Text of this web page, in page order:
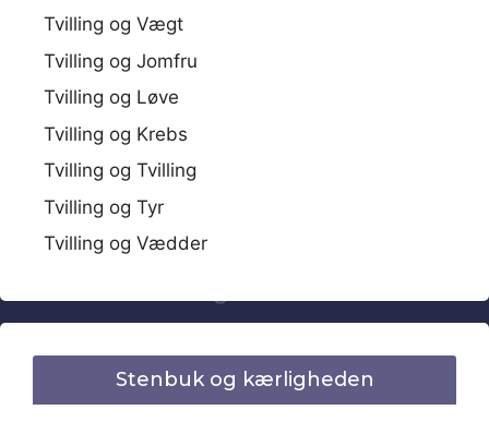
Tvilling og Vægt
Tvilling og Jomfru
Tvilling og Løve
Tvilling og Krebs
Tvilling og Tvilling
Tvilling og Tyr
Tvilling og Vædder
Stenbuk og kærligheden